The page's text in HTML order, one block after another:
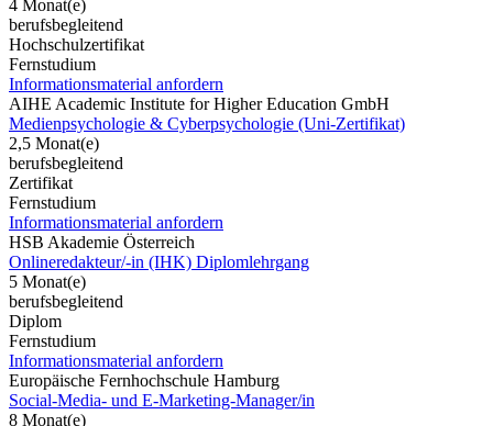
4 Monat(e)
berufsbegleitend
Hochschulzertifikat
Fernstudium
Informationsmaterial anfordern
AIHE Academic Institute for Higher Education GmbH
Medienpsychologie & Cyberpsychologie (Uni-Zertifikat)
2,5 Monat(e)
berufsbegleitend
Zertifikat
Fernstudium
Informationsmaterial anfordern
HSB Akademie Österreich
Onlineredakteur/-in (IHK) Diplomlehrgang
5 Monat(e)
berufsbegleitend
Diplom
Fernstudium
Informationsmaterial anfordern
Europäische Fernhochschule Hamburg
Social-Media- und E-Marketing-Manager/in
8 Monat(e)